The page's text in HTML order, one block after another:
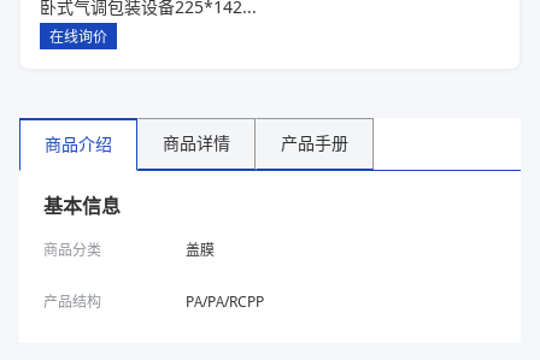
卧式气调包装设备225*142*80一出六
在线询价
商品介绍 商品详情 产品手册
基本信息
商品分类 盖膜
产品结构 PA/PA/RCPP